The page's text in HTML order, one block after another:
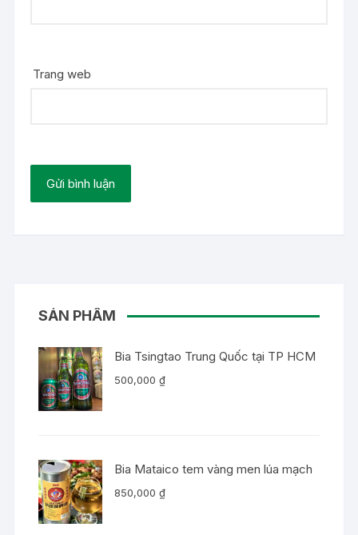
Trang web
SẢN PHẨM
Bia Tsingtao Trung Quốc tại TP HCM
500,000₫
Bia Mataico tem vàng men lúa mạch
850,000₫